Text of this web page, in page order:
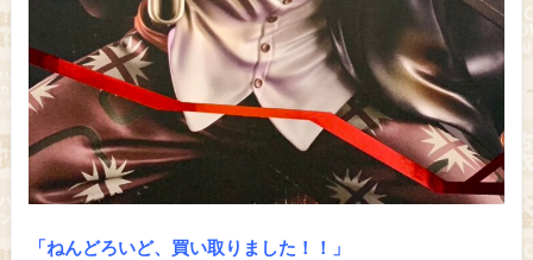
「ねんどろいど、買い取りました！！」